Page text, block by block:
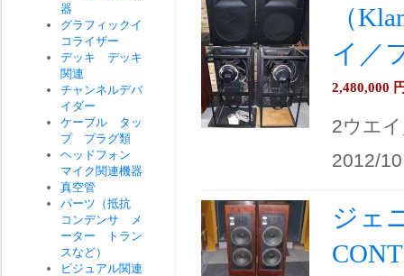
（
イ／
2,480,000
2ウエ
2012/10
ジェ
器
グラフィックイ
コライザー
デッキ デッキ
関連
チャンネルデバ
イダー
ケーブル タッ
プ プラグ類
ヘッドフォン
マイク関連機器
真空管
パーツ（抵抗
コンデンサ メ
ーター トラン
スなど）
ビジュアル関連